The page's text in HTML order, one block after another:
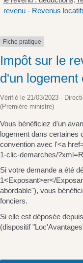
revenu - Revenus
Fiche pratique
Impôt sur le
d'un logement
Vérifié le 21/03/2023 -
(Première ministre)
Vous bénéficiez d'un
logement dans certaines
convention avec l'<a
1-clic-demarches/
Si votre demande a été
1<Exposant>er</
abordable"), vous
fonciers.
Si elle est déposée
(dispositif